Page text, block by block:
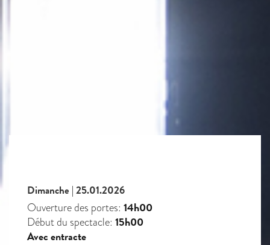
Dimanche | 25.01.2026
Ouverture des portes: 14h00
Début du spectacle: 15h00
Avec entracte